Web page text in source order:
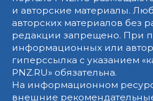
и авторские материалы.
авторских материалов без
редакции запрещено. При
информационных или
гиперссылка с указанием
PNZ.RU» обязательна.
На информационном
внешние